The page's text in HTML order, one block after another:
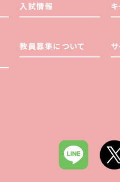
入試情報
教員募集について